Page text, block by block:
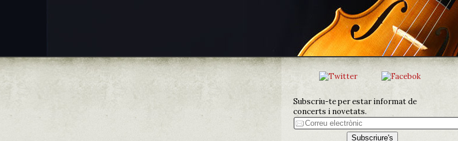
Subscriu-te per estar informat de
concerts i novetats.